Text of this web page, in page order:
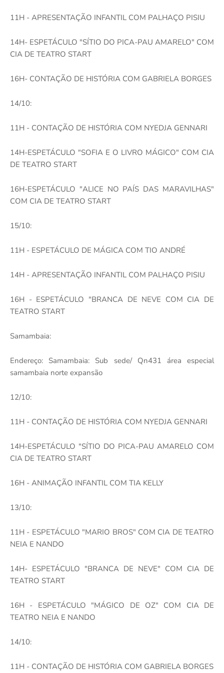
11H - APRESENTAÇÃO INFANTIL COM PALHAÇO PISIU
14H- ESPETÁCULO "SÍTIO DO PICA-PAU AMARELO" COM
CIA DE TEATRO START
16H- CONTAÇÃO DE HISTÓRIA COM GABRIELA BORGES
14/10:
11H - CONTAÇÃO DE HISTÓRIA COM NYEDJA GENNARI
14H-ESPETÁCULO "SOFIA E O LIVRO MÁGICO" COM CIA
DE TEATRO START
16H-ESPETÁCULO "ALICE NO PAÍS DAS MARAVILHAS"
COM CIA DE TEATRO START
15/10:
11H - ESPETÁCULO DE MÁGICA COM TIO ANDRÉ
14H - APRESENTAÇÃO INFANTIL COM PALHAÇO PISIU
16H - ESPETÁCULO "BRANCA DE NEVE COM CIA DE
TEATRO START
Samambaia:
Endereço: Samambaia: Sub sede/ Qn431 área especial
samambaia norte expansão
12/10:
11H - CONTAÇÃO DE HISTÓRIA COM NYEDJA GENNARI
14H-ESPETÁCULO "SÍTIO DO PICA-PAU AMARELO COM
CIA DE TEATRO START
16H - ANIMAÇÃO INFANTIL COM TIA KELLY
13/10:
11H - ESPETÁCULO "MARIO BROS" COM CIA DE TEATRO
NEIA E NANDO
14H- ESPETÁCULO "BRANCA DE NEVE" COM CIA DE
TEATRO START
16H - ESPETÁCULO "MÁGICO DE OZ" COM CIA DE
TEATRO NEIA E NANDO
14/10:
11H - CONTAÇÃO DE HISTÓRIA COM GABRIELA BORGES